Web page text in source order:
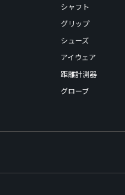
シャフト
グリップ
シューズ
アイウェア
距離計測器
グローブ